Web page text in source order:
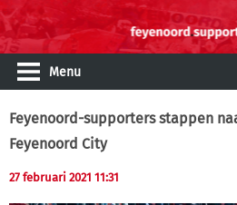
Menu
Feyenoord-supporters stappen
Feyenoord City
27 februari 2021 11:31